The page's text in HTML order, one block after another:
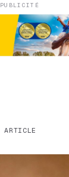
PUBLICITÉ
ARTICLE